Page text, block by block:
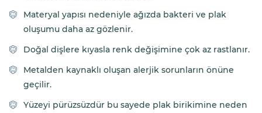
Materyal yapısı nedeniyle ağızda bakteri ve plak
oluşumu daha az gözlenir.
Doğal dişlere kıyasla renk değişimine çok az rastlanır.
Metalden kaynaklı oluşan alerjik sorunların önüne
geçilir.
Yüzeyi pürüzsüzdür bu sayede plak birikimine neden